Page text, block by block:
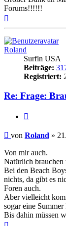
Forums!!!!!!
Roland
Surfin USA
Beiträge:
Registriert:
Re: Frage:
Beitrag
von Roland »
Von mir auch.
Natürlich
Bei den Beach
nichts, da gibt es
Foren auch.
Aber vielleicht
sogar eine Summer
Bis dahin müssen